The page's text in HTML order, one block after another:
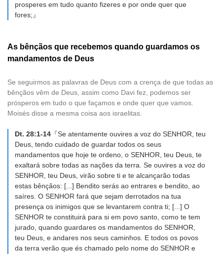
prosperes em tudo quanto fizeres e por onde quer que
fores;』
As bênçãos que recebemos quando guardamos os
mandamentos de Deus
Se seguirmos as palavras de Deus com a crença de que todas as
bênçãos vêm de Deus, assim como Davi fez, podemos ser
prósperos em tudo o que façamos e onde quer que vamos.
Moisés disse a mesma coisa aos israelitas.
Dt. 28:1-14 『Se atentamente ouvires a voz do SENHOR, teu
Deus, tendo cuidado de guardar todos os seus
mandamentos que hoje te ordeno, o SENHOR, teu Deus, te
exaltará sobre todas as nações da terra. Se ouvires a voz do
SENHOR, teu Deus, virão sobre ti e te alcançarão todas
estas bênçãos: [...] Bendito serás ao entrares e bendito, ao
saíres. O SENHOR fará que sejam derrotados na tua
presença os inimigos que se levantarem contra ti; [...] O
SENHOR te constituirá para si em povo santo, como te tem
jurado, quando guardares os mandamentos do SENHOR,
teu Deus, e andares nos seus caminhos. E todos os povos
da terra verão que és chamado pelo nome do SENHOR e